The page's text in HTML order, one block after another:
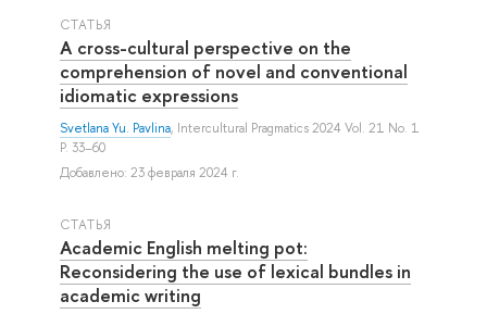
СТАТЬЯ
A cross-cultural perspective on the
comprehension of novel and conventional
idiomatic expressions
Svetlana Yu. Pavlina, Intercultural Pragmatics 2024 Vol. 21 No. 1
P. 33–60
Добавлено: 23 февраля 2024 г.
СТАТЬЯ
Academic English melting pot:
Reconsidering the use of lexical bundles in
academic writing